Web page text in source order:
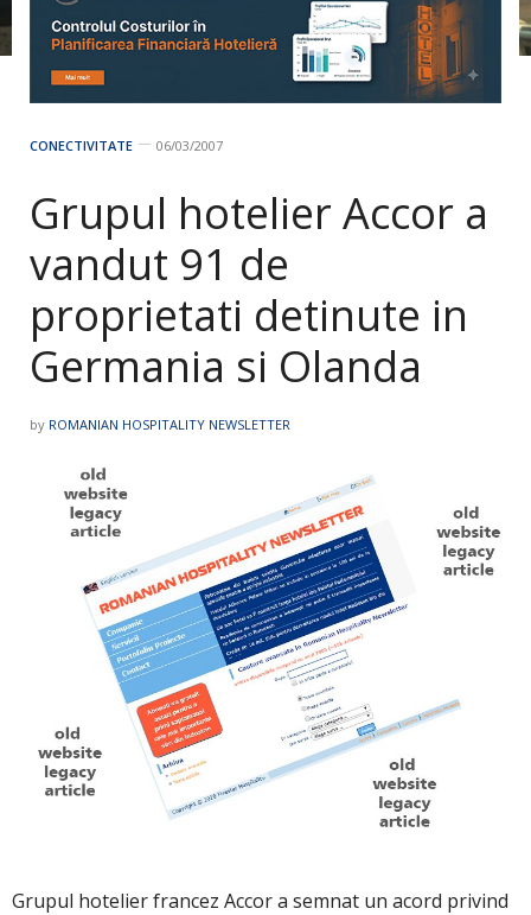
CONECTIVITATE 06/03/2007
Grupul hotelier Accor a
vandut 91 de
proprietati detinute in
Germania si Olanda
by ROMANIAN HOSPITALITY NEWSLETTER
Grupul hotelier francez Accor a semnat un acord privind